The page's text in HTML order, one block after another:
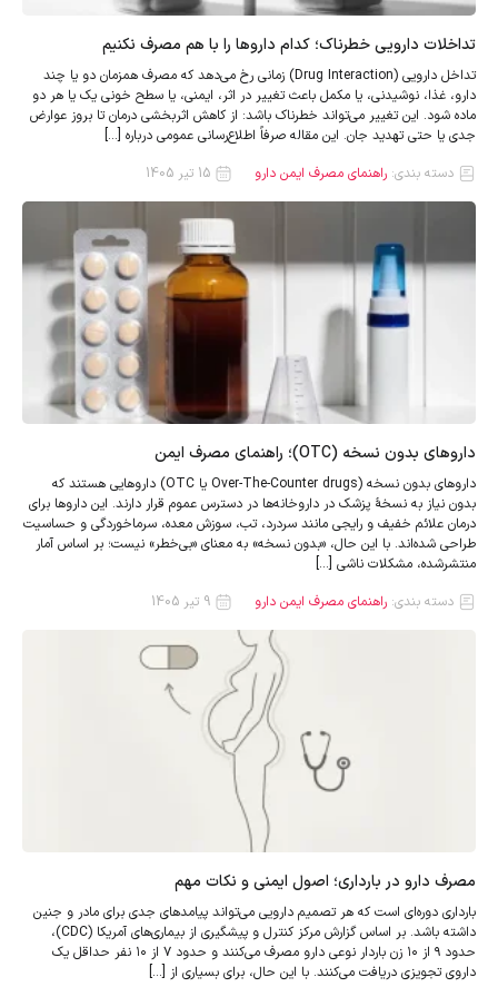
تداخلات دارویی خطرناک؛ کدام داروها را با هم مصرف نکنیم
تداخل دارویی (Drug Interaction) زمانی رخ می‌دهد که مصرف همزمان دو یا چند
دارو، غذا، نوشیدنی، یا مکمل باعث تغییر در اثر، ایمنی، یا سطح خونی یک یا هر دو
ماده شود. این تغییر می‌تواند خطرناک باشد: از کاهش اثربخشی درمان تا بروز عوارض
جدی یا حتی تهدید جان. این مقاله صرفاً اطلاع‌رسانی عمومی درباره […]
دسته بندی: راهنمای مصرف ایمن دارو
داروهای بدون نسخه (OTC)؛ راهنمای مصرف ایمن
داروهای بدون نسخه (Over-The-Counter drugs یا OTC) داروهایی هستند که
بدون نیاز به نسخهٔ پزشک در داروخانه‌ها در دسترس عموم قرار دارند. این داروها برای
درمان علائم خفیف و رایجی مانند سردرد، تب، سوزش معده، سرماخوردگی و حساسیت
طراحی شده‌اند. با این حال، «بدون نسخه» به معنای «بی‌خطر» نیست؛ بر اساس آمار
منتشرشده، مشکلات ناشی […]
دسته بندی: راهنمای مصرف ایمن دارو
مصرف دارو در بارداری؛ اصول ایمنی و نکات مهم
بارداری دوره‌ای است که هر تصمیم دارویی می‌تواند پیامدهای جدی برای مادر و جنین
داشته باشد. بر اساس گزارش مرکز کنترل و پیشگیری از بیماری‌های آمریکا (CDC)،
حدود ۹ از ۱۰ زن باردار نوعی دارو مصرف می‌کنند و حدود ۷ از ۱۰ نفر حداقل یک
داروی تجویزی دریافت می‌کنند. با این حال، برای بسیاری از […]